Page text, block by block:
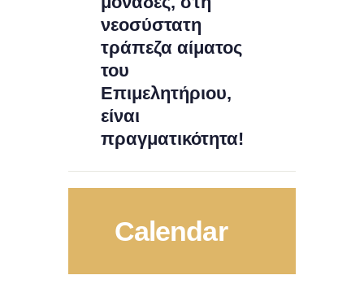
νεοσύστατη
τράπεζα αίματος
του
Επιμελητήριου,
είναι
πραγματικότητα!
Calendar